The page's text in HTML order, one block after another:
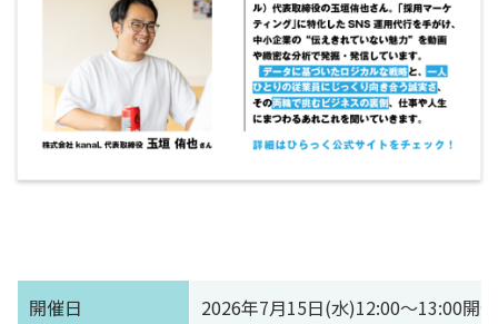
開催日
2026年7月15日(水)12:00～13:00開催